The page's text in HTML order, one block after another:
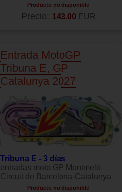
Producto no disponible
Precio: 143.00 EUR
Entrada MotoGP
Tribuna E, GP
Catalunya 2027
Tribuna E - 3 días
entradas moto GP Montmeló
Circuit de Barcelona-Catalunya
Producto no disponible